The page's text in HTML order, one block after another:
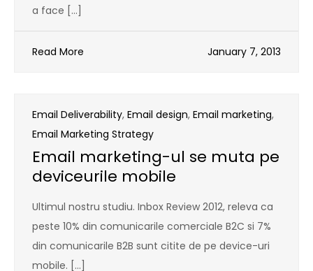
a face […]
Read More January 7, 2013
Email Deliverability, Email design, Email marketing,
Email Marketing Strategy
Email marketing-ul se muta pe
deviceurile mobile
Ultimul nostru studiu. Inbox Review 2012, releva ca
peste 10% din comunicarile comerciale B2C si 7%
din comunicarile B2B sunt citite de pe device-uri
mobile. […]